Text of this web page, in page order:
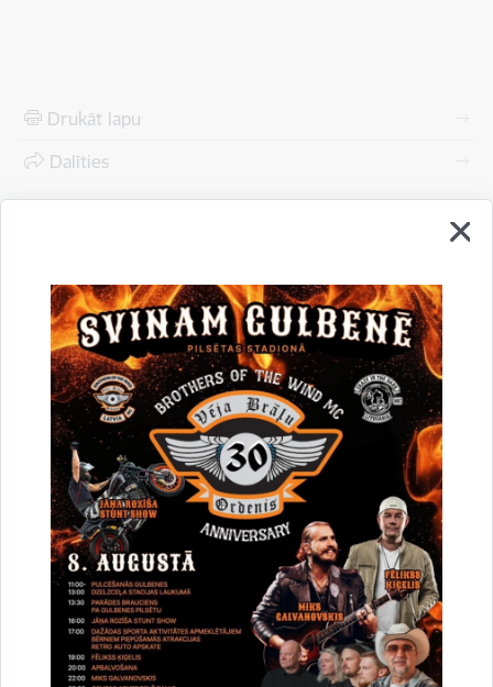
Drukāt lapu
Dalīties
Vai šī informācija bija noderīga?
Sniegt atsauksmi